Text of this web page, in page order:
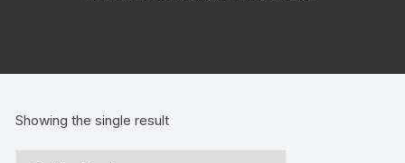
Showing the single result